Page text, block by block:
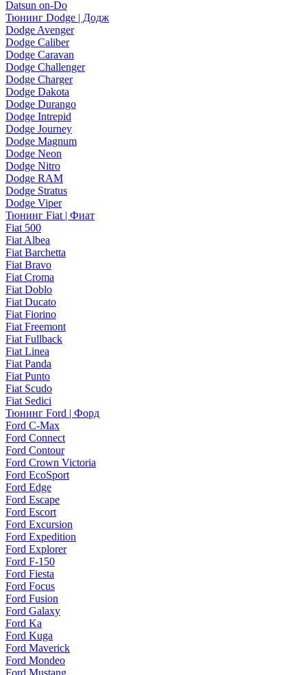
Datsun on-Do
Тюнинг Dodge | Додж
Dodge Avenger
Dodge Caliber
Dodge Caravan
Dodge Challenger
Dodge Charger
Dodge Dakota
Dodge Durango
Dodge Intrepid
Dodge Journey
Dodge Magnum
Dodge Neon
Dodge Nitro
Dodge RAM
Dodge Stratus
Dodge Viper
Тюнинг Fiat | Фиат
Fiat 500
Fiat Albea
Fiat Barchetta
Fiat Bravo
Fiat Croma
Fiat Doblo
Fiat Ducato
Fiat Fiorino
Fiat Freemont
Fiat Fullback
Fiat Linea
Fiat Panda
Fiat Punto
Fiat Scudo
Fiat Sedici
Тюнинг Ford | Форд
Ford C-Max
Ford Connect
Ford Contour
Ford Crown Victoria
Ford EcoSport
Ford Edge
Ford Escape
Ford Escort
Ford Excursion
Ford Expedition
Ford Explorer
Ford F-150
Ford Fiesta
Ford Focus
Ford Fusion
Ford Galaxy
Ford Ka
Ford Kuga
Ford Maverick
Ford Mondeo
Ford Mustang